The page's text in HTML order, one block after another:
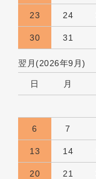
23 24
30 31
翌月(2026年9月)
日 月
6 7
13 14
20 21